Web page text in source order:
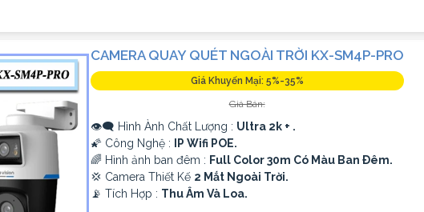
CAMERA QUAY QUÉT NGOÀI TRỜI KX-SM4P-PRO
Giá Khuyến Mại: 5%-35%
Giá Bán:
👁️‍🗨 Hình Ành Chất Lượng : Ultra 2k + .
🌠 Công Nghệ :
IP Wifi POE.
🌈 Hình ảnh ban đêm : Full Color 30m Có Màu Ban Ðêm.
💢 Camera Thiết Kế 2 Mắt Ngoài Trời.
️📡 Tích Hợp : Thu Âm Và Loa.